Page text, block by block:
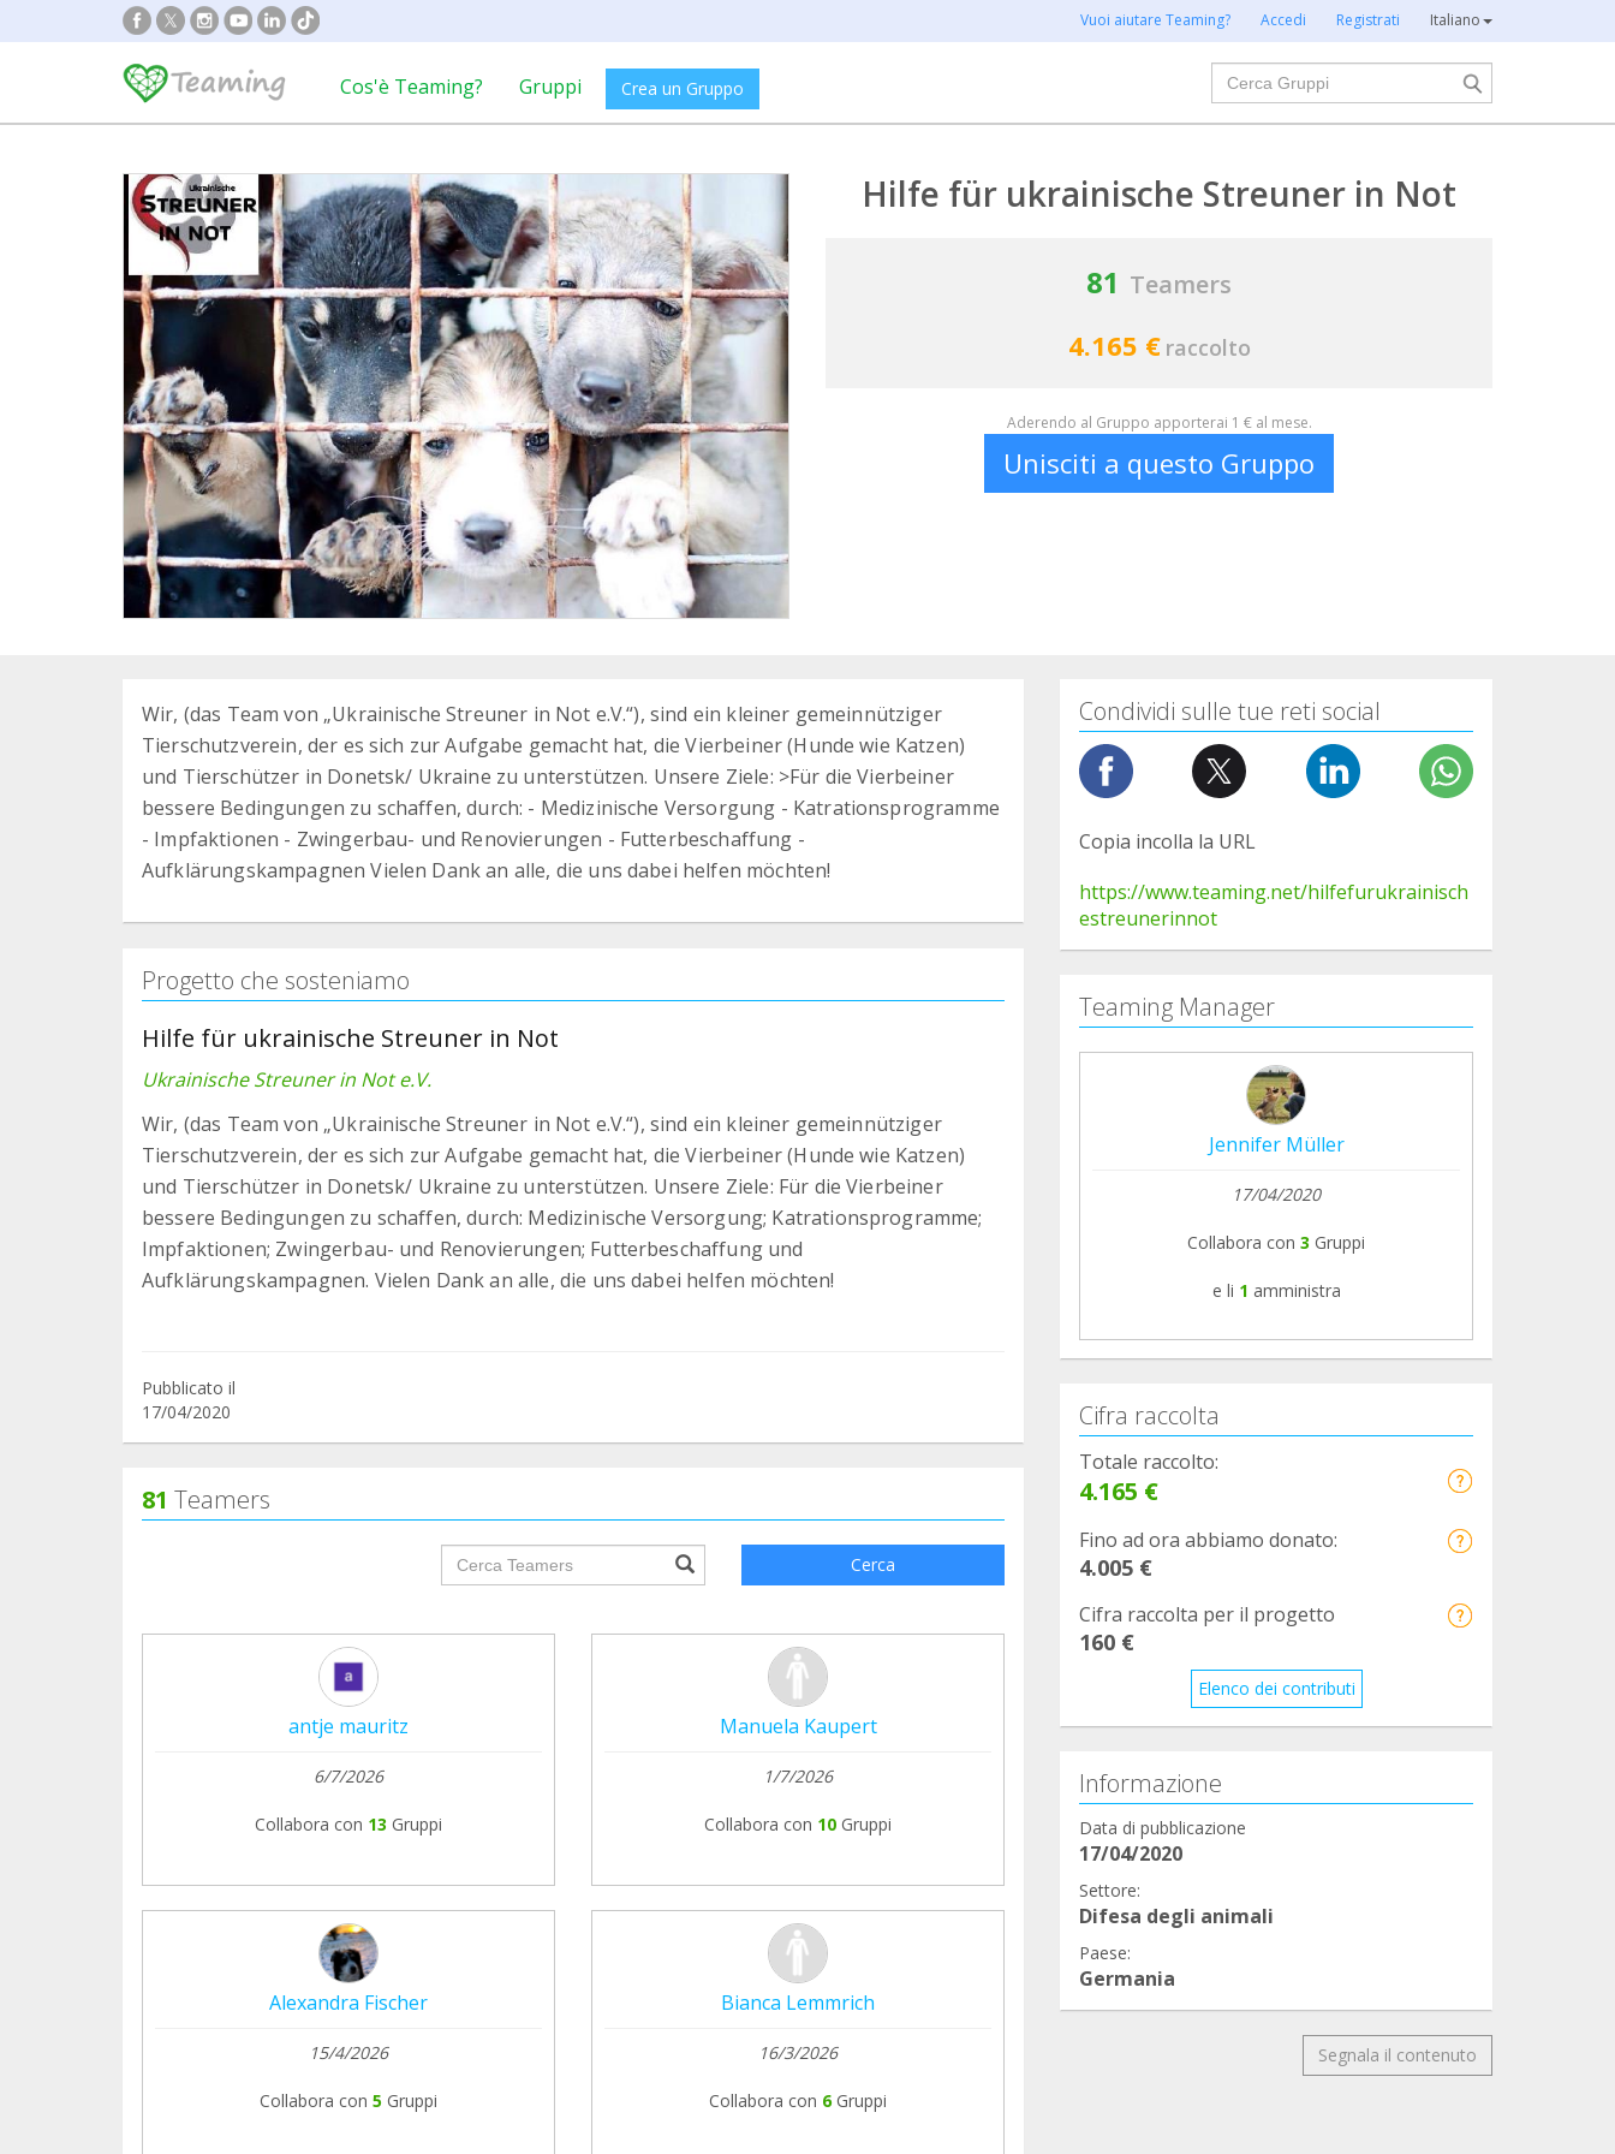
Vuoi aiutare Teaming? Accedi Registrati Italiano
Cos'è Teaming? Gruppi Crea un Gruppo
Cerca
Hilfe für ukrainische Streuner in Not
81 Teamers
4.165 € raccolto
Aderendo al Gruppo apporterai 1 € al mese.
Unisciti a questo Gruppo
Wir, (das Team von „Ukrainische Streuner in Not e.V.“), sind ein kleiner gemeinnütziger
Tierschutzverein, der es sich zur Aufgabe gemacht hat, die Vierbeiner (Hunde wie Katzen)
und Tierschützer in Donetsk/ Ukraine zu unterstützen. Unsere Ziele: >Für die Vierbeiner
bessere Bedingungen zu schaffen, durch: - Medizinische Versorgung - Katrationsprogramme
- Impfaktionen - Zwingerbau- und Renovierungen - Futterbeschaffung -
Aufklärungskampagnen Vielen Dank an alle, die uns dabei helfen möchten!
Progetto che sosteniamo
Hilfe für ukrainische Streuner in Not
Ukrainische Streuner in Not e.V.
Wir, (das Team von „Ukrainische Streuner in Not e.V.“), sind ein kleiner gemeinnütziger
Tierschutzverein, der es sich zur Aufgabe gemacht hat, die Vierbeiner (Hunde wie Katzen)
und Tierschützer in Donetsk/ Ukraine zu unterstützen. Unsere Ziele: Für die Vierbeiner
bessere Bedingungen zu schaffen, durch: Medizinische Versorgung; Katrationsprogramme;
Impfaktionen; Zwingerbau- und Renovierungen; Futterbeschaffung und
Aufklärungskampagnen. Vielen Dank an alle, die uns dabei helfen möchten!
Pubblicato il
17/04/2020
81 Teamers
groupProfile.searchForm.search.text??? Cerca
antje mauritz
6/7/2026
Collabora con 13 Gruppi
Manuela Kaupert
1/7/2026
Collabora con 10 Gruppi
Alexandra Fischer
15/4/2026
Collabora con 5 Gruppi
Bianca Lemmrich
16/3/2026
Collabora con 6 Gruppi
Condividi sulle tue reti social
Copia incolla la URL
https://www.teaming.net/hilfefurukrainisch
estreunerinnot
Teaming Manager
Jennifer Müller
17/04/2020
Collabora con 3 Gruppi
e li 1 amministra
Cifra raccolta
Totale raccolto:
4.165 €
Fino ad ora abbiamo donato:
4.005 €
Cifra raccolta per il progetto
160 €
Elenco dei contributi
Informazione
Data di pubblicazione
17/04/2020
Settore:
Difesa degli animali
Paese:
Germania
Segnala il contenuto